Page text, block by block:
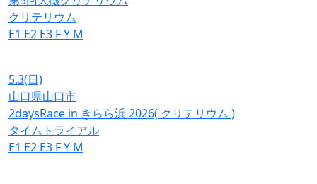
クリテリウム
E1 E2 E3 FY M
5.3(日)
山口県山口市
2daysRace in きらら浜 2026( クリテリウム )
タイムトライアル
E1 E2 E3 FY M